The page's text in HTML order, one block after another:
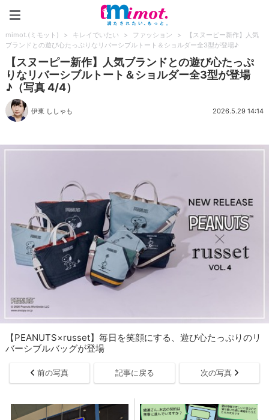
mimot.(ミモット) > キレイでいたい > ファッション >
【スヌーピー新作】人気
ブランドとの遊び心たっぷりなリバーシブルトート＆ショルダー全3型が登場♪
【スヌーピー新作】人気ブランドとの遊び心たっぷ
りなリバーシブルトート＆ショルダー全3型が登場
♪（写真 4/4）
伊東 ししゃも 2026.5.29 14:14
【PEANUTS×russet】毎日を笑顔にする、遊び心たっぷりのリ
バーシブルバッグが登場
前の写真 記事に戻る 次の写真